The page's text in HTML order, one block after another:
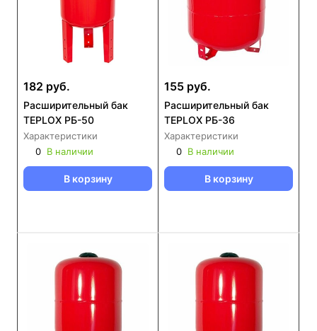
182 руб.
Расширительный бак
TEPLOX РБ-50
Характеристики
0 В наличии
В корзину
155 руб.
Расширительный бак
TEPLOX РБ-36
Характеристики
0 В наличии
В корзину